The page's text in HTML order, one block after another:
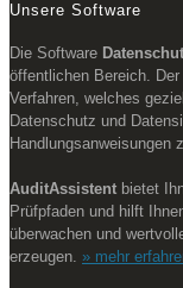
Unsere Software
Die Software
öffentlichen Bereich.
Verfahren, welches
Datenschutz und
Handlungsanweisungen
AuditAssistent bietet
Prüfpfaden und hilft
überwachen und
erzeugen. » mehr